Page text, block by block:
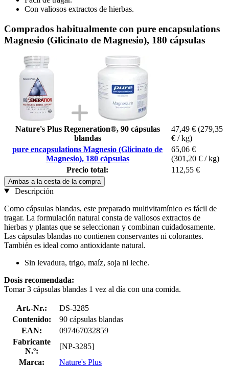
Con valiosos extractos de hierbas.
Comprados habitualmente con pure encapsulations
Magnesio (Glicinato de Magnesio), 180 cápsulas
Nature's Plus Regeneration®, 90 cápsulas
blandas
47,49 € (279,35
€ / kg)
pure encapsulations Magnesio (Glicinato de
Magnesio), 180 cápsulas
65,06 €
(301,20 € / kg)
Precio total:
112,55 €
Ambas a la cesta de la compra
Descripción
Como cápsulas blandas, este preparado multivitamínico es fácil de
tragar. La formulación natural consta de valiosos extractos de
hierbas y plantas que se seleccionan y combinan cuidadosamente.
Las cápsulas blandas no contienen conservantes ni colorantes.
También es ideal como antioxidante natural.
Sin levadura, trigo, maíz, soja ni leche.
Dosis recomendada:
Tomar 3 cápsulas blandas 1 vez al día con una comida.
Art.-Nr.:
DS-3285
Contenido:
90 cápsulas blandas
EAN:
097467032859
Fabricante
N.º:
[NP-3285]
Marca:
Nature's Plus